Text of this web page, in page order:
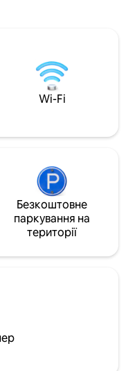
розслабтеся за
дюймових
комфортабельній
пам’ятки, такі
Wi-Fi
Безкоштовне
паркування на
території